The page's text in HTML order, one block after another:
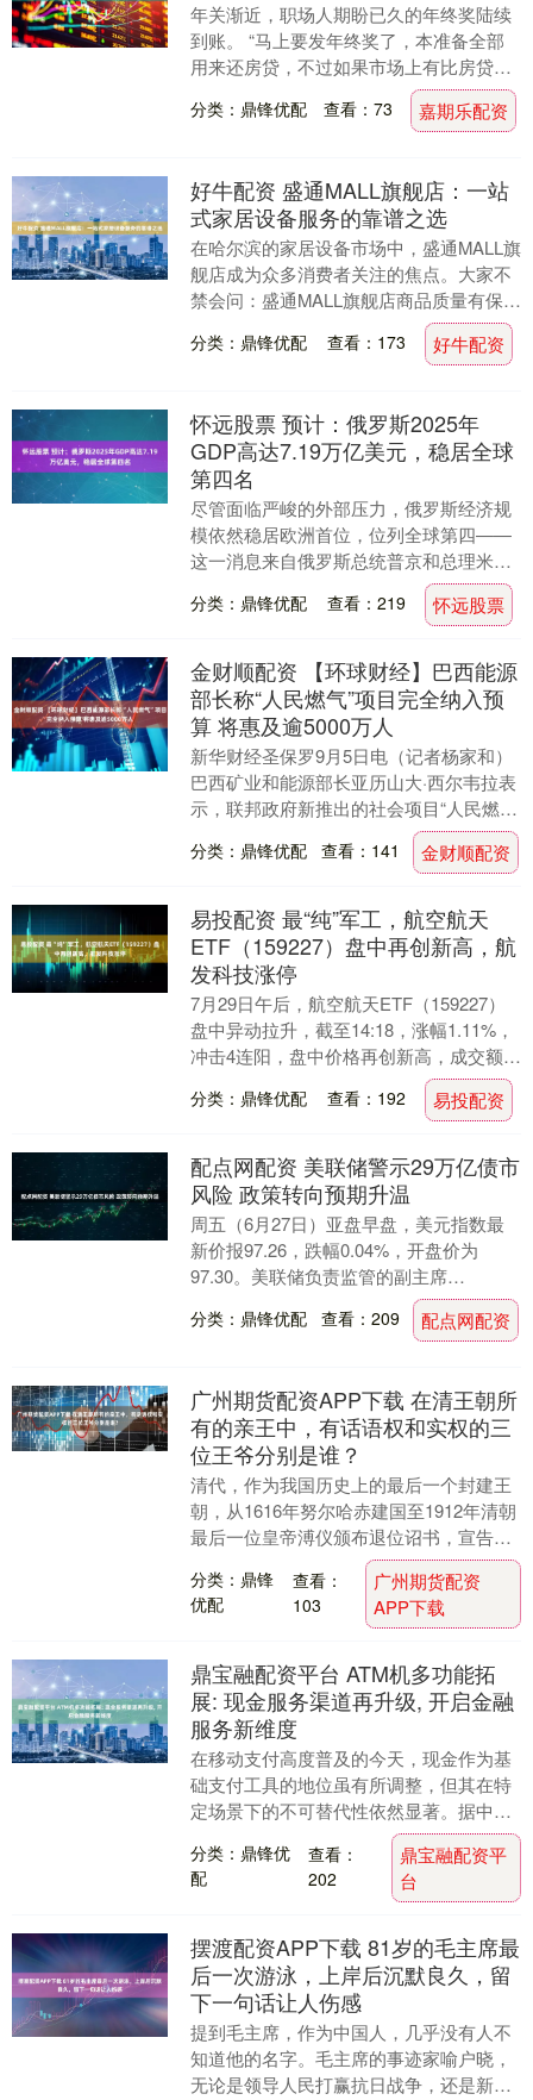
年关渐近，职场人期盼已久的年终奖陆续
到账。 “马上要发年终奖了，本准备全部
用来还房贷，不过如果市场上有比房贷利
率更高的投资渠道，我也会考虑。”在北京
工作的李先生....
分类：鼎锋优配 查看：73 嘉期乐配资
好牛配资 盛通MALL旗舰店：一站
式家居设备服务的靠谱之选
在哈尔滨的家居设备市场中，盛通MALL旗
舰店成为众多消费者关注的焦点。大家不
禁会问：盛通MALL旗舰店商品质量有保障
吗？其营销策略有效吗？在行业内地位如
何？接下....
分类：鼎锋优配 查看：173 好牛配资
怀远股票 预计：俄罗斯2025年
GDP高达7.19万亿美元，稳居全球
第四名
尽管面临严峻的外部压力，俄罗斯经济规
模依然稳居欧洲首位，位列全球第四——
这一消息来自俄罗斯总统普京和总理米舒
斯京在今年多个经济论坛上的发言。最新
数据显示，这一表....
分类：鼎锋优配 查看：219 怀远股票
金财顺配资 【环球财经】巴西能源
部长称“人民燃气”项目完全纳入预
算 将惠及逾5000万人
新华财经圣保罗9月5日电（记者杨家和）
巴西矿业和能源部长亚历山大·西尔韦拉表
示，联邦政府新推出的社会项目“人民燃
气”（Gás do Povo）项目年度成本约为5....
分类：鼎锋优配 查看：141 金财顺配资
易投配资 最“纯”军工，航空航天
ETF（159227）盘中再创新高，航
发科技涨停
7月29日午后，航空航天ETF（159227）
盘中异动拉升，截至14:18，涨幅1.11%，
冲击4连阳，盘中价格再创新高，成交额达
9883万元，稳居同类第一，持....
分类：鼎锋优配 查看：192 易投配资
配点网配资 美联储警示29万亿债市
风险 政策转向预期升温
周五（6月27日）亚盘早盘，美元指数最
新价报97.26，跌幅0.04%，开盘价为
97.30。美联储负责监管的副主席
MichelleBowman警告称，现行的杠杆....
分类：鼎锋优配 查看：209 配点网配资
广州期货配资APP下载 在清王朝所
有的亲王中，有话语权和实权的三
位王爷分别是谁？
清代，作为我国历史上的最后一个封建王
朝，从1616年努尔哈赤建国至1912年清朝
最后一位皇帝溥仪颁布退位诏书，宣告灭
亡。清朝的历史跨越了将近三百年，期间
不仅涌现....
分类：鼎锋
优配
查看：
103
广州期货配资
APP下载
鼎宝融配资平台 ATM机多功能拓
展: 现金服务渠道再升级, 开启金融
服务新维度
在移动支付高度普及的今天，现金作为基
础支付工具的地位虽有所调整，但其在特
定场景下的不可替代性依然显著。据中国
人民银行数据显示，2023年我国现金投放
量仍保持年均....
分类：鼎锋优
配
查看：
202
鼎宝融配资平
台
摆渡配资APP下载 81岁的毛主席最
后一次游泳，上岸后沉默良久，留
下一句话让人伤感
提到毛主席，作为中国人，几乎没有人不
知道他的名字。毛主席的事迹家喻户晓，
无论是领导人民打赢抗日战争，还是新中